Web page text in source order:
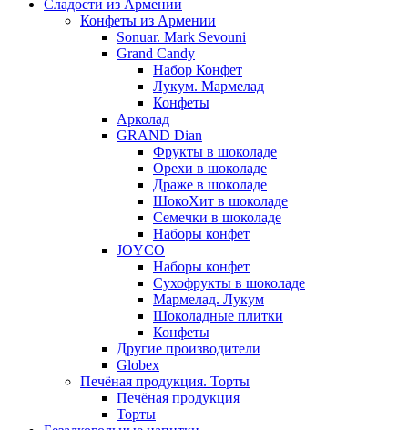
Сладости из Армении
Конфеты из Армении
Sonuar. Mark Sevouni
Grand Candy
Набор Конфет
Лукум. Мармелад
Конфеты
Арколад
GRAND Dian
Фрукты в шоколаде
Орехи в шоколаде
Драже в шоколаде
ШокоХит в шоколаде
Семечки в шоколаде
Наборы конфет
JOYCO
Наборы конфет
Сухофрукты в шоколаде
Мармелад. Лукум
Шоколадные плитки
Конфеты
Другие производители
Globex
Печёная продукция. Торты
Печёная продукция
Торты